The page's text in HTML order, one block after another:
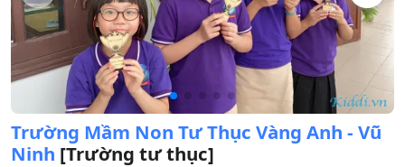
Trường Mầm Non Tư Thục Vàng Anh - Vũ
Ninh [Trường tư thục]